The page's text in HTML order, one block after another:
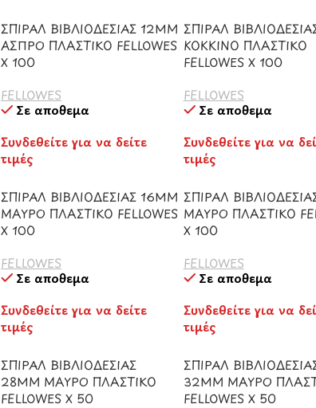
ΣΠΙΡΑΛ ΒΙΒΛΙΟΔΕΣΙΑΣ 12ΜΜ
ΑΣΠΡΟ ΠΛΑΣΤΙΚΟ FELLOWES
Χ 100
FELLOWES
Σε απόθεμα
Συνδεθείτε για να δείτε
τιμές
ΣΠΙΡΑΛ
ΚΟΚΚΙΝΟ ΠΛΑΣΤΙΚΟ
FELLOWES Χ 100
FELLOWES
Σε απόθεμα
Συνδεθείτε για να
τιμές
ΣΠΙΡΑΛ ΒΙΒΛΙΟΔΕΣΙΑΣ 16ΜΜ
ΜΑΥΡΟ ΠΛΑΣΤΙΚΟ FELLOWES
Χ 100
FELLOWES
Σε απόθεμα
Συνδεθείτε για να δείτε
τιμές
ΣΠΙΡΑΛ
ΜΑΥΡΟ ΠΛΑΣΤΙΚΟ
Χ 100
FELLOWES
Σε απόθεμα
Συνδεθείτε για να
τιμές
ΣΠΙΡΑΛ ΒΙΒΛΙΟΔΕΣΙΑΣ
28ΜΜ ΜΑΥΡΟ ΠΛΑΣΤΙΚΟ
FELLOWES Χ 50
ΣΠΙΡΑΛ
32ΜΜ ΜΑΥΡΟ
FELLOWES Χ 50